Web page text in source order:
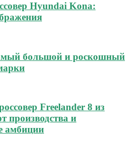
Hyundai Kona:
большой и роскошный
Freelander 8 из
производства и
амбиции